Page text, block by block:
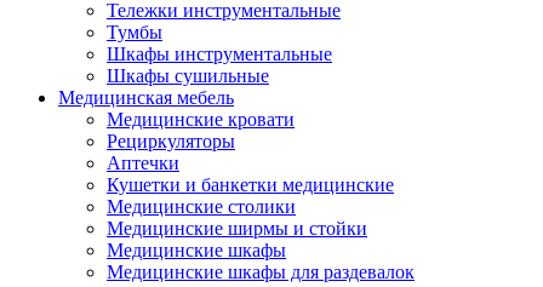
Тележки инструментальные
Тумбы
Шкафы инструментальные
Шкафы сушильные
Медицинская мебель
Медицинские кровати
Рециркуляторы
Аптечки
Кушетки и банкетки медицинские
Медицинские столики
Медицинские ширмы и стойки
Медицинские шкафы
Медицинские шкафы для раздевалок